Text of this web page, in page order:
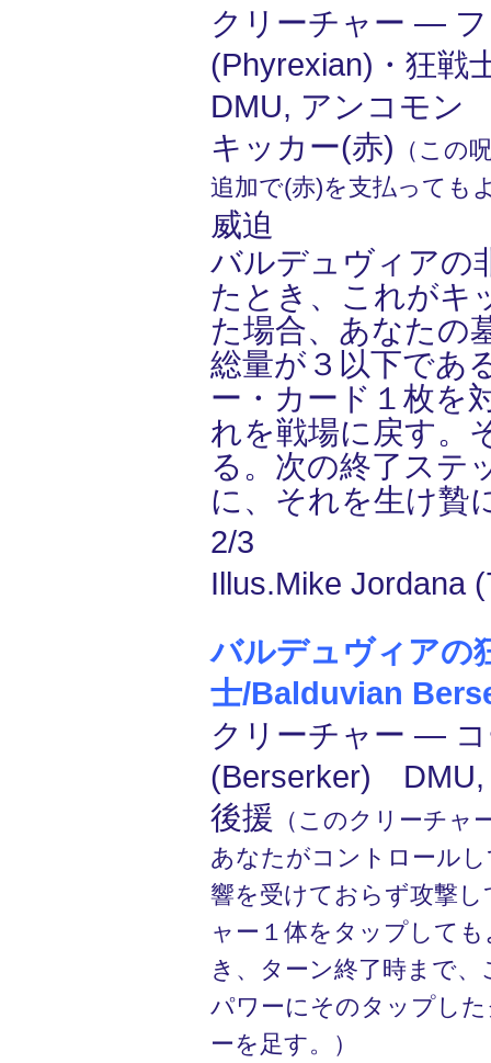
クリーチャー ―
(Phyrexian)・狂
DMU, アンコモン
キッカー(赤) （この
追加で(赤)を支払っても
威迫
バルデュヴィアの
たとき、これがキ
た場合、あなたの
総量が３以下であ
ー・カード１枚を
れを戦場に戻す。
る。次の終了ステ
に、それを生け贄
2/3
Illus.Mike Jordana
バルデュヴィアの
士/Balduvian
クリーチャー ―
(Berserker) DMU,
後援 （このクリーチャ
あなたがコントロール
響を受けておらず攻撃
ャー１体をタップして
き、ターン終了時まで
パワーにそのタップし
ーを足す。）